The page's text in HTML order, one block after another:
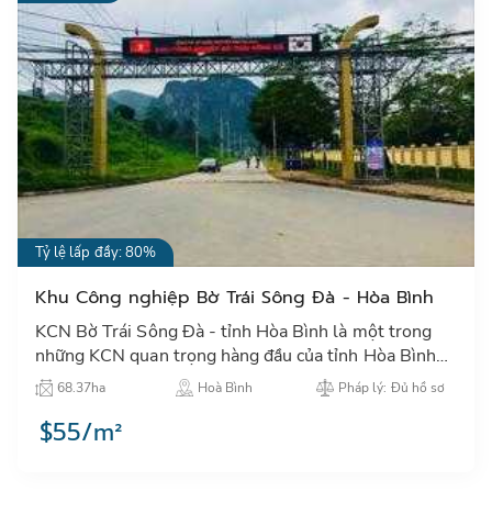
Tỷ lệ lấp đầy: 80%
Khu Công nghiệp Bờ Trái Sông Đà - Hòa Bình
KCN Bờ Trái Sông Đà - tỉnh Hòa Bình là một trong
những KCN quan trọng hàng đầu của tỉnh Hòa Bình
địa điểm đầu tư hấp dẫn, thu hút doanh nghiệp đầu
tư nước ngoài…
68.37ha Hoà Bình Pháp lý: Đủ hồ sơ
$55/m²